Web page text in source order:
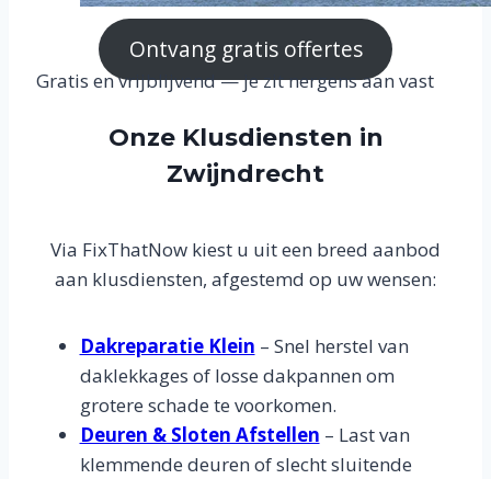
Ontvang gratis offertes
Gratis en vrijblijvend — je zit nergens aan vast
Onze Klusdiensten in
Zwijndrecht
Via FixThatNow kiest u uit een breed aanbod
aan klusdiensten, afgestemd op uw wensen:
Dakreparatie Klein – Snel herstel van
daklekkages of losse dakpannen om
grotere schade te voorkomen.
Deuren & Sloten Afstellen – Last van
klemmende deuren of slecht sluitende